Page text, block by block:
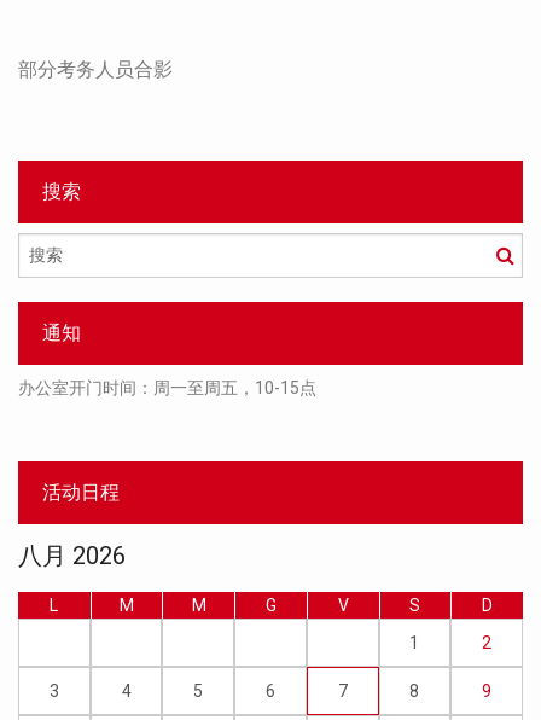
部分考务人员合影
搜索
搜
索
通知
办公室开门时间：周一至周五，10-15点
活动日程
八月 2026
L M M G V S
D
1
2
3 4 5 6 7 8 9